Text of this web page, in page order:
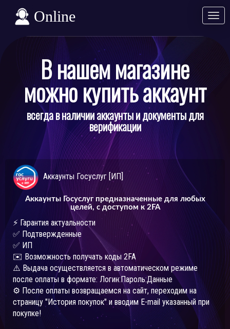
Online
В нашем магазине
можно купить аккаунт
всегда в наличии аккаунты и документы для
верификации
Аккаунты Госуслуг [ИП]
Аккаунты Госуслуг предназначенные для любых
целей, с доступом к 2FA
⚡️ Гарантия актуальности
✅ Подтвержденные
✅ ИП
✉️ Возможность получать коды 2FA
⚠️ Выдача осуществляется в автоматическом режиме
после оплаты в формате: Логин:Пароль:Данные
⚙️ После оплаты возвращаемся на сайт, переходим на
страницу "История покупок" и вводим E-mail указанный при
покупке!